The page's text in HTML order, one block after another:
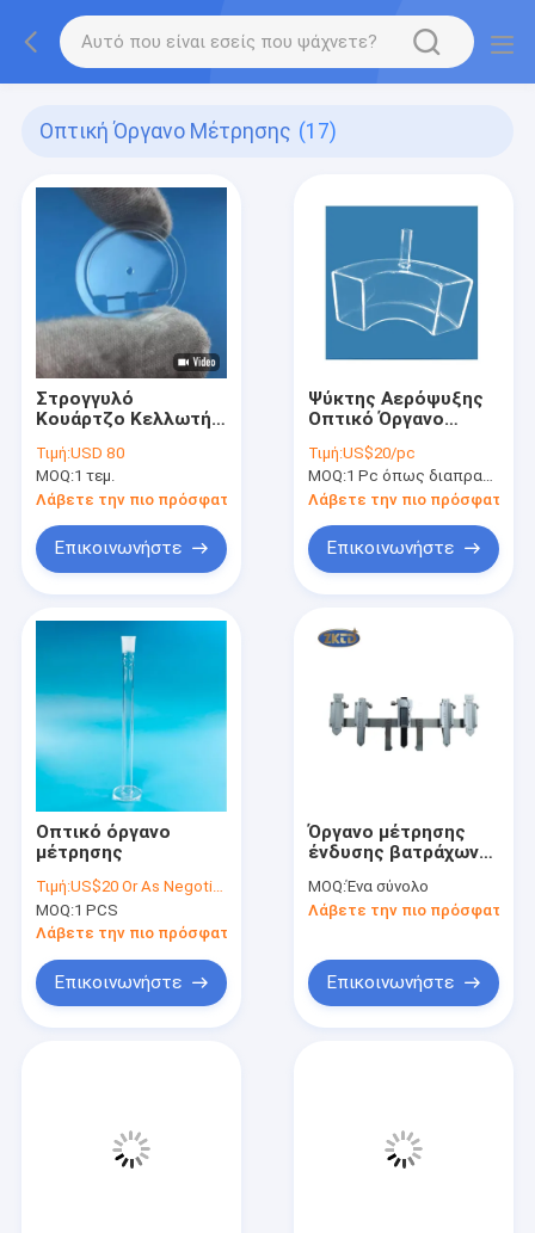
Οπτική Όργανο Μέτρησης (17)
Στρογγυλό
Κουάρτζο Κελλωτή
σε υψηλές
θερμοκρασίες 0,05
mm Αντοχή
Τιμή:USD 80
MOQ:1 τεμ.
Λάβετε την πιο πρόσφατη τιμή
Επικοινωνήστε
Ψύκτης Αερόψυξης
Οπτικό Όργανο
Φουσκάλας από
Γυαλί Χαλαζία Με
Πηγή Ψυχρού Φωτός
Τιμή:US$20/pc
MOQ:1 Pc όπως διαπραγματεύθηκε
Λάβετε την πιο πρόσφατη
Επικοινωνήστε
Οπτικό όργανο
μέτρησης
Τιμή:US$20 Or As Negotiated
MOQ:1 PCS
Λάβετε την πιο πρόσφατη τιμή
Επικοινωνήστε
Όργανο μέτρησης
ένδυσης βατράχων
ψηφιακή επίδειξη
MOQ:Ένα σύνολο
Λάβετε την πιο πρόσφατη
Επικοινωνήστε